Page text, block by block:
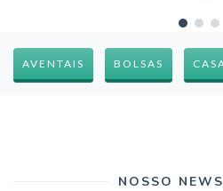
AVENTAIS BOLSAS
NOSSO